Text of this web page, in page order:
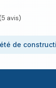
avis)
de